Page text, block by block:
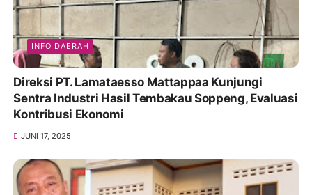
INFO DAERAH
Direksi PT. Lamataesso Mattappaa Kunjungi
Sentra Industri Hasil Tembakau Soppeng, Evaluasi
Kontribusi Ekonomi
JUNI 17, 2025